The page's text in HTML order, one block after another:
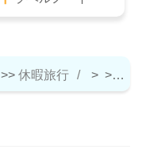
>> 休暇旅行 > >> ト